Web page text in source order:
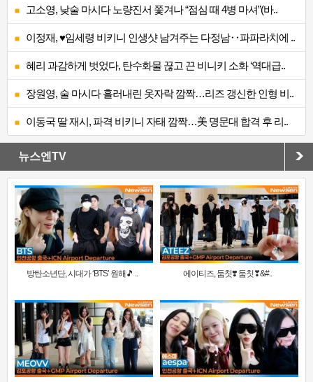
고소영, 낮술 마시다 노량진서 쫓겨나 “점심 때 4병 마셔”(바..
이정재, ♥임세령 비키니 인생샷 남겨주는 다정남‥파파라치에 ..
혜리 과감하게 벗었다, 탄수화물 끊고 끈 비니키 소화 ‘역대급..
장원영, 술 마시다 흘러내린 옷자락 깜짝…리즈 갱신한 인형 비..
이동국 딸 재시, 파격 비키니 자태 깜짝…美 명문대 합격 후 리..
뉴스엔TV
방탄소년단, 시대가 ‘BTS’ 원해🎵 .. 에이티즈, 둠칫❣️ 둠칫❣&#..